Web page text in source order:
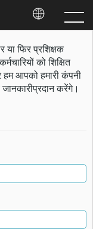
फिर प्रशिक्षक
को शिक्षित
आपको हमारी कंपनी
करेंगे।